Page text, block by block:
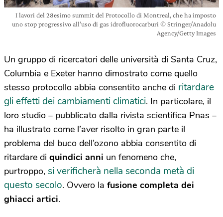
I lavori del 28esimo summit del Protocollo di Montreal, che ha imposto
uno stop progressivo all’uso di gas idrofluorocarburi © Stringer/Anadolu
Agency/Getty Images
Un gruppo di ricercatori delle università di Santa Cruz,
Columbia e Exeter hanno dimostrato come quello
stesso protocollo abbia consentito anche di ritardare
gli effetti dei cambiamenti climatici. In particolare, il
loro studio – pubblicato dalla rivista scientifica Pnas –
ha illustrato come l’aver risolto in gran parte il
problema del buco dell’ozono abbia consentito di
ritardare di quindici anni un fenomeno che,
purtroppo, si verificherà nella seconda metà di
questo secolo. Ovvero la fusione completa dei
ghiacci artici.